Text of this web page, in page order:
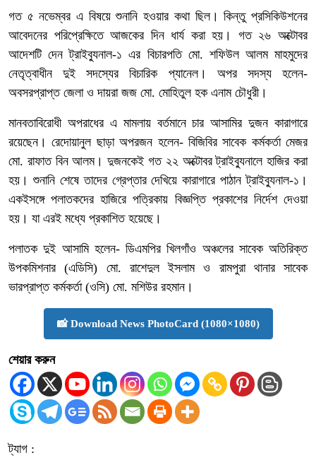
গত ৫ নভেম্বর এ বিষয়ে শুনানি হওয়ার কথা ছিল। কিন্তু প্রসিকিউশনের
আবেদনের পরিপ্রেক্ষিতে আজকের দিন ধার্য করা হয়। গত ২৬ অক্টোবর
আদেশটি দেন ট্রাইব্যুনাল-১ এর বিচারপতি মো. শফিউল আলম মাহমুদের
নেতৃত্বাধীন দুই সদস্যের বিচারিক প্যানেল। অপর সদস্য হলেন-
অবসরপ্রাপ্ত জেলা ও দায়রা জজ মো. মোহিতুল হক এনাম চৌধুরী।
মানবতাবিরোধী অপরাধের এ মামলায় বর্তমানে চার আসামির দুজন কারাগারে
রয়েছেন। রেদোয়ানুল ছাড়া অপরজন হলেন- বিজিবির সাবেক কর্মকর্তা মেজর
মো. রাফাত বিন আলম। দুজনকেই গত ২২ অক্টোবর ট্রাইব্যুনালে হাজির করা
হয়। শুনানি শেষে তাদের গ্রেপ্তার দেখিয়ে কারাগারে পাঠান ট্রাইব্যুনাল-১।
একইসঙ্গে পলাতকদের হাজিরে পত্রিকায় বিজ্ঞপ্তি প্রকাশের নির্দেশ দেওয়া
হয়। যা এরই মধ্যে প্রকাশিত হয়েছে।
পলাতক দুই আসামি হলেন- ডিএমপির খিলগাঁও অঞ্চলের সাবেক অতিরিক্ত
উপকমিশনার (এডিসি) মো. রাশেদুল ইসলাম ও রামপুরা থানার সাবেক
ভারপ্রাপ্ত কর্মকর্তা (ওসি) মো. মশিউর রহমান।
📸 Download News PhotoCard (1080×1080)
শেয়ার করুন
ট্যাগ :